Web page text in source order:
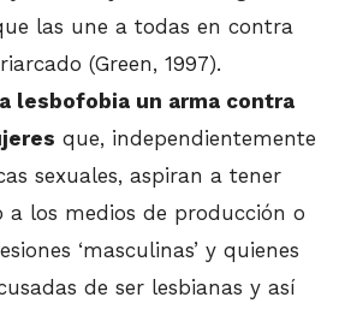
las une a todas en contra
(Green, 1997).
lesbofobia un arma contra
que, independientemente
sexuales, aspiran a tener
a los medios de producción o
‘masculinas’ y quienes
de ser lesbianas y así